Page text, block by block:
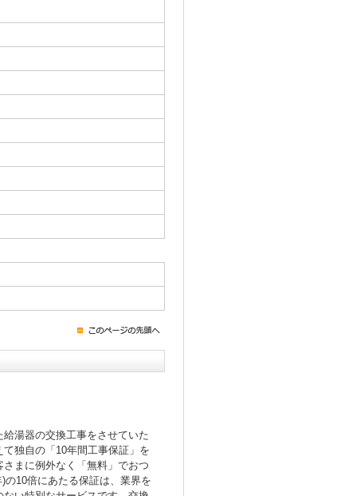
湯器の交換工事をさせていた
独自の「10年間工事保証」を
まに例外なく「無料」でおつ
の10倍にあたる保証は、業界を